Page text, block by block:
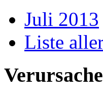
Juli 2013
Liste